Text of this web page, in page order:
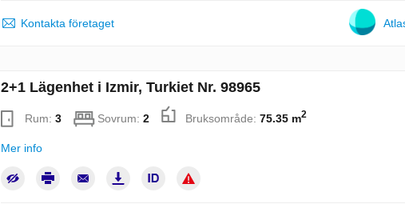
Kontakta företaget
2+1 Lägenhet i Izmir, Turkiet Nr. 98965
Rum: 3 Sovrum: 2 Bruksområde: 75.35 m2
Mer info